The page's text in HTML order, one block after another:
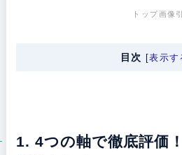
トップ画像
目次 [表示す
1. 4つの軸で徹底評価